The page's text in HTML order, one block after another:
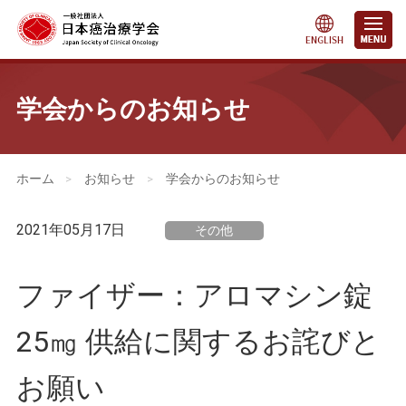
学会からのお知らせ
会員・医療関係の皆さまへ
> お知らせ > 学会からのお知らせ
2021年05月17日 その他
ファイザー：アロマシン錠
25㎎ 供給に関するお詫びと
お願い